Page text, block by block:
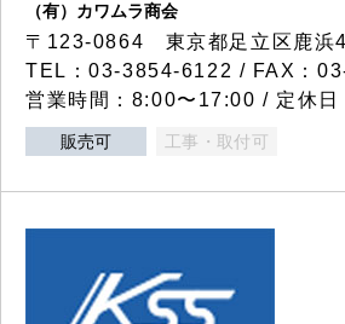
（有）カワムラ商会
〒123-0864 東京都足立区鹿浜
TEL：03-3854-6122 / FAX：
営業時間：8:00〜17:00 / 定休日
販売可 工事・取付可